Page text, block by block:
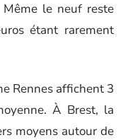
Même le neuf reste
étant rarement
Rennes affichent 3
À Brest, la
moyens autour de